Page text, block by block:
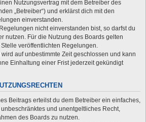
Nutzungsvertrag mit dem Betreiber des
„Betreiber“) und erklärst dich mit den
einverstanden.
nicht einverstanden bist, so darfst du
nutzen. Für die Nutzung des Boards gelten
veröffentlichten Regelungen.
auf unbestimmte Zeit geschlossen und kann
Einhaltung einer Frist jederzeit gekündigt
Beitrags erteilst du dem Betreiber ein einfaches,
und unentgeltliches Recht,
des Boards zu nutzen.